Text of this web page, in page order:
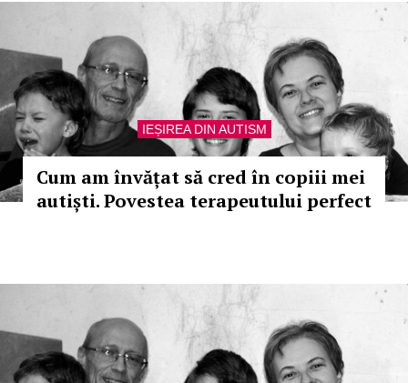
IEȘIREA DIN AUTISM
Cum am învățat să cred în copiii mei
autiști. Povestea terapeutului perfect